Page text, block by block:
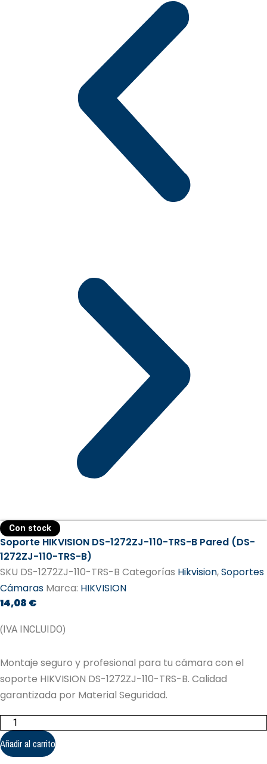
Con stock
Soporte HIKVISION DS-1272ZJ-110-TRS-B Pared (DS-
1272ZJ-110-TRS-B)
SKU DS-1272ZJ-110-TRS-B Categorías Hikvision,Soportes
Cámaras Marca: HIKVISION
14,08 €
(IVA INCLUIDO)
Montaje seguro y profesional para tu cámara con el
soporte HIKVISION DS-1272ZJ-110-TRS-B. Calidad
garantizada por Material Seguridad.
Soporte
HIKVISION
DS-
1272ZJ-
110-
Añadir al carrito